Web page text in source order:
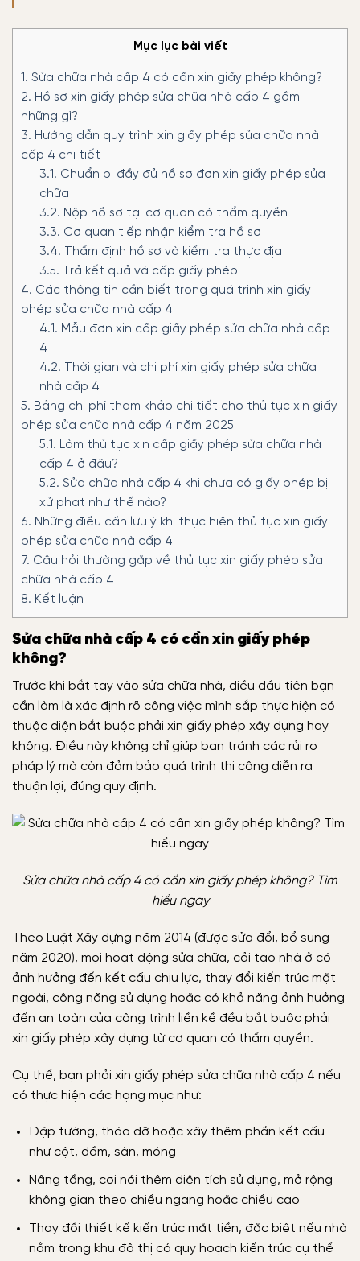
Mục lục bài viết
1. Sửa chữa nhà cấp 4 có cần xin giấy phép không?
2. Hồ sơ xin giấy phép sửa chữa nhà cấp 4 gồm
những gì?
3. Hướng dẫn quy trình xin giấy phép sửa chữa nhà
cấp 4 chi tiết
3.1. Chuẩn bị đầy đủ hồ sơ đơn xin giấy phép sửa
chữa
3.2. Nộp hồ sơ tại cơ quan có thẩm quyền
3.3. Cơ quan tiếp nhận kiểm tra hồ sơ
3.4. Thẩm định hồ sơ và kiểm tra thực địa
3.5. Trả kết quả và cấp giấy phép
4. Các thông tin cần biết trong quá trình xin giấy
phép sửa chữa nhà cấp 4
4.1. Mẫu đơn xin cấp giấy phép sửa chữa nhà cấp
4
4.2. Thời gian và chi phí xin giấy phép sửa chữa
nhà cấp 4
5. Bảng chi phí tham khảo chi tiết cho thủ tục xin giấy
phép sửa chữa nhà cấp 4 năm 2025
5.1. Làm thủ tục xin cấp giấy phép sửa chữa nhà
cấp 4 ở đâu?
5.2. Sửa chữa nhà cấp 4 khi chưa có giấy phép bị
xử phạt như thế nào?
6. Những điều cần lưu ý khi thực hiện thủ tục xin giấy
phép sửa chữa nhà cấp 4
7. Câu hỏi thường gặp về thủ tục xin giấy phép sửa
chữa nhà cấp 4
8. Kết luận
Sửa chữa nhà cấp 4 có cần xin giấy phép
không?
Trước khi bắt tay vào sửa chữa nhà, điều đầu tiên bạn
cần làm là xác định rõ công việc mình sắp thực hiện có
thuộc diện bắt buộc phải xin giấy phép xây dựng hay
không. Điều này không chỉ giúp bạn tránh các rủi ro
pháp lý mà còn đảm bảo quá trình thi công diễn ra
thuận lợi, đúng quy định.
Sửa chữa nhà cấp 4 có cần xin giấy phép không? Tìm
hiểu ngay
Theo Luật Xây dựng năm 2014 (được sửa đổi, bổ sung
năm 2020), mọi hoạt động sửa chữa, cải tạo nhà ở có
ảnh hưởng đến kết cấu chịu lực, thay đổi kiến trúc mặt
ngoài, công năng sử dụng hoặc có khả năng ảnh hưởng
đến an toàn của công trình liền kề đều bắt buộc phải
xin giấy phép xây dựng từ cơ quan có thẩm quyền.
Cụ thể, bạn phải xin giấy phép sửa chữa nhà cấp 4 nếu
có thực hiện các hạng mục như:
Đập tường, tháo dỡ hoặc xây thêm phần kết cấu
như cột, dầm, sàn, móng
Nâng tầng, cơi nới thêm diện tích sử dụng, mở rộng
không gian theo chiều ngang hoặc chiều cao
Thay đổi thiết kế kiến trúc mặt tiền, đặc biệt nếu nhà
nằm trong khu đô thị có quy hoạch kiến trúc cụ thể